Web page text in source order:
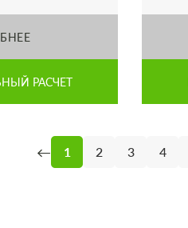
РАСЧЕТ
← 1 2 3 4